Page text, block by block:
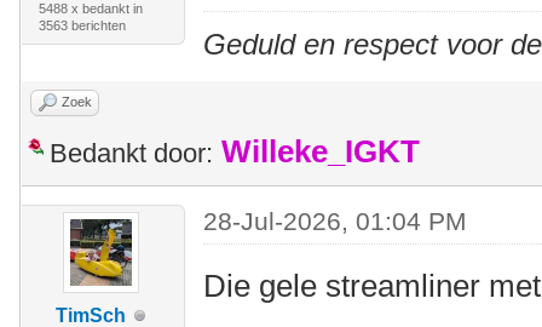
5488 x bedankt in
3563 berichten
Geduld en respect voor
Zoek
Bedankt door: Willeke_IGKT
TimSch
28-Jul-2026, 01:04 PM
Die gele streamliner